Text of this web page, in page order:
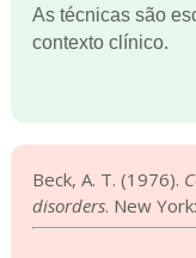
As técnicas são
contexto clínico.
Beck, A. T. (1976).
disorders. New